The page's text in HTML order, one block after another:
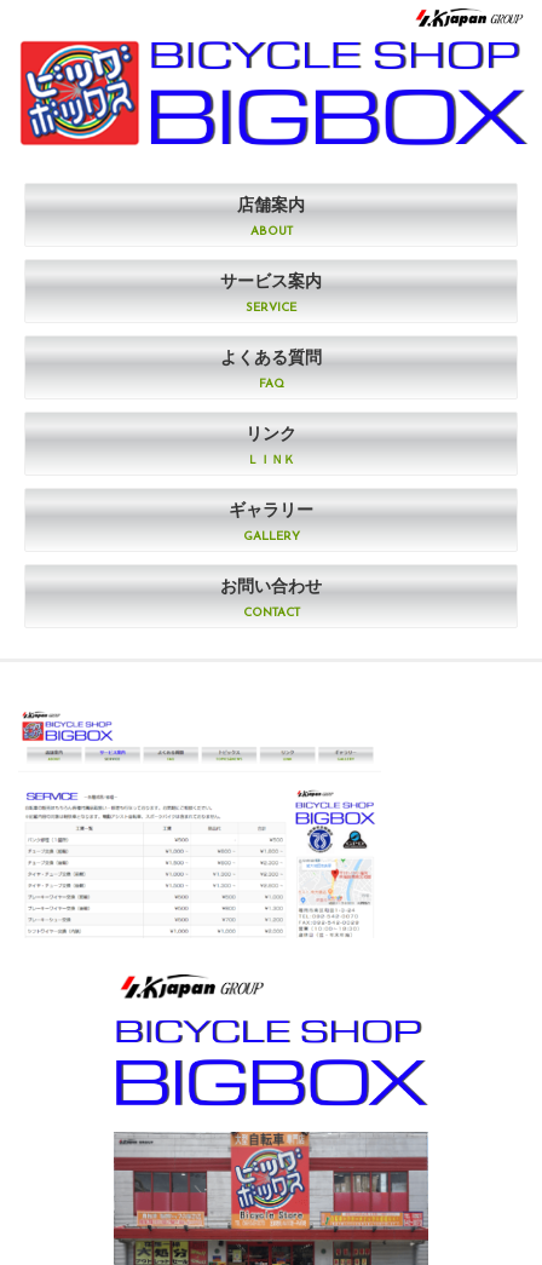
店舗案内
ABOUT
サービス案内
SERVICE
よくある質問
FAQ
リンク
ＬＩＮＫ
ギャラリー
GALLERY
お問い合わせ
CONTACT